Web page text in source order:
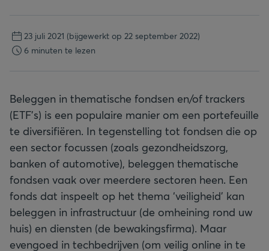
23 juli 2021 (bijgewerkt op 22 september 2022)
6 minuten te lezen
Beleggen in thematische fondsen en/of trackers
(ETF’s) is een populaire manier om een portefeuille
te diversifiëren. In tegenstelling tot fondsen die op
een sector focussen (zoals gezondheidszorg,
banken of automotive), beleggen thematische
fondsen vaak over meerdere sectoren heen. Een
fonds dat inspeelt op het thema ‘veiligheid’ kan
beleggen in infrastructuur (de omheining rond uw
huis) en diensten (de bewakingsfirma). Maar
evengoed in techbedrijven (om veilig online in te